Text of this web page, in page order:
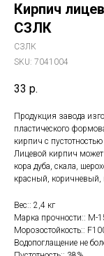
Кирпич
СЗЛК
СЗЛК
SKU: 7041004
33 р.
Продукция завода
пластического
кирпич с
Лицевой кирпич может
кора дуба, скала,
красный, коричневый,
Вес:: 2,4 кг
Марка прочности:: М-
Морозостойкость::
Водопоглащение не